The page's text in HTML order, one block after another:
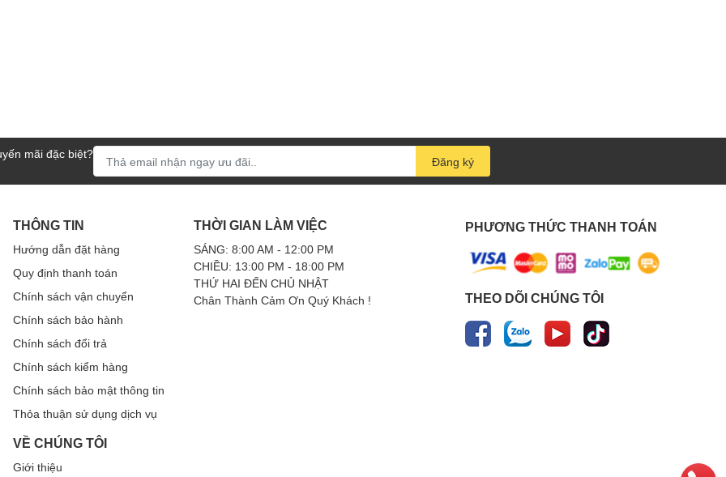
HD lên đến 240p, sử dụng khả năng đọc pixel đầy đủ mà không
tích hợp hệ thống ổn định hình ảnh 5 trục, giúp bù đắp cho năm
bảo rằng hình ảnh luôn sắc nét ngay cả khi sử dụng ống kính
để chia sẻ và lưu trữ phương tiện, chỉnh sửa trên đám mây, và các
tiếp lên đến 4K30 qua máy tính hoặc sử dụng như một webcam
gồm cả ống kính FE full-frame. Màn hình LCD cảm ứng có thể
quay. Máy được thiết kế chống bụi và chống ẩm, đảm bảo hoạt
mãi đặc biệt?
Đăng ký
THÔNG TIN
Hướng dẫn đặt hàng
Quy định thanh toán
Chính sách vận chuyển
Chính sách bảo hành
Chính sách đổi trả
Chính sách kiểm hàng
Chính sách bảo mật thông tin
Thỏa thuận sử dụng dịch vụ
VỀ CHÚNG TÔI
Giới thiệu
THỜI GIAN LÀM VIỆC
SÁNG: 8:00 AM - 12:00 PM
CHIỀU: 13:00 PM - 18:00 PM
THỨ HAI ĐẾN CHỦ NHẬT
Chân Thành Cảm Ơn Quý Khách !
PHƯƠNG THỨC THANH TOÁN
THEO DÕI CHÚNG TÔI